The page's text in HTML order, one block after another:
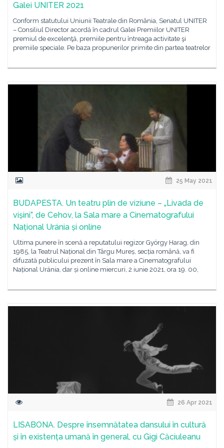
Galei UNITER 2021
Conform statutului Uniunii Teatrale din România, Senatul UNITER
– Consiliul Director acordă în cadrul Galei Premiilor UNITER
premiul de excelenţă, premiile pentru întreaga activitate şi
premiile speciale. Pe baza propunerilor primite din partea teatrelor
25 May 2021
BUDAPESTA. Un teatru plin de viziune – „Livada de
vișini”, de Cehov, la Sala mare a Cinematografului
Național Uránia și online
Ultima punere în scenă a reputatului regizor György Harag, din
1985, la Teatrul Național din Târgu Mureș, secția română, va fi
difuzată publicului prezent în Sala mare a Cinematografului
Național Uránia, dar și online miercuri, 2 iunie 2021, ora 19. 00,
26 Apr 2021
LISABONA. Despre însemnătatea dansului în cultură
și în existența umană în general, cu Gigi Căciuleanu